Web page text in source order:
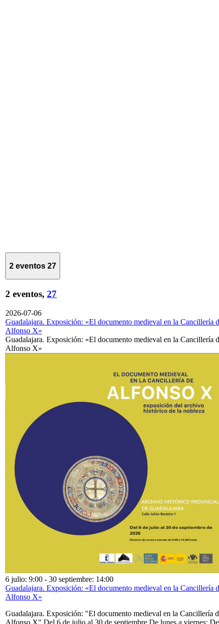
2 eventos 27
2 eventos, 27
2026-07-06
Guadalajara. Exposición: «El documento medieval en la Cancillería
Alfonso X»
Guadalajara. Exposición: «El documento medieval en la Cancillería
Alfonso X»
6 julio: 9:00 - 30 septiembre: 14:00
Guadalajara. Exposición: «El documento medieval en la Cancillería
Alfonso X»
Guadalajara. Exposición: "El documento medieval en la Cancillería
Alfonso X" Del 6 de julio al 30 de septiembre De lunes a viernes: De